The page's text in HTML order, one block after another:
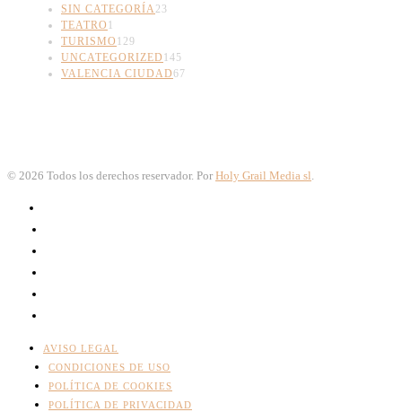
SIN CATEGORÍA 23
TEATRO 1
TURISMO 129
UNCATEGORIZED 145
VALENCIA CIUDAD67
© 2026 Todos los derechos reservador. Por Holy Grail Media sl
AVISO LEGAL
CONDICIONES DE USO
POLÍTICA DE COOKIES
POLÍTICA DE PRIVACIDAD